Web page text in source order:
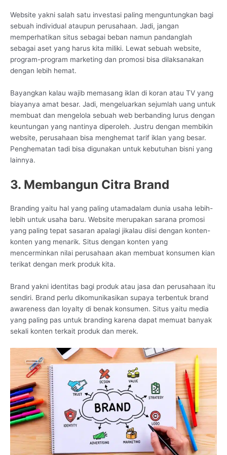
Website yakni salah satu investasi paling menguntungkan bagi
sebuah individual ataupun perusahaan. Jadi, jangan
memperhatikan situs sebagai beban namun pandanglah
sebagai aset yang harus kita miliki. Lewat sebuah website,
program-program marketing dan promosi bisa dilaksanakan
dengan lebih hemat.
Bayangkan kalau wajib memasang iklan di koran atau TV yang
biayanya amat besar. Jadi, mengeluarkan sejumlah uang untuk
membuat dan mengelola sebuah web berbanding lurus dengan
keuntungan yang nantinya diperoleh. Justru dengan membikin
website, perusahaan bisa menghemat tarif iklan yang besar.
Penghematan tadi bisa digunakan untuk kebutuhan bisni yang
lainnya.
3. Membangun Citra Brand
Branding yaitu hal yang paling utamadalam dunia usaha lebih-
lebih untuk usaha baru. Website merupakan sarana promosi
yang paling tepat sasaran apalagi jikalau diisi dengan konten-
konten yang menarik. Situs dengan konten yang
mencerminkan nilai perusahaan akan membuat konsumen kian
terikat dengan merk produk kita.
Brand yakni identitas bagi produk atau jasa dan perusahaan itu
sendiri. Brand perlu dikomunikasikan supaya terbentuk brand
awareness dan loyalty di benak konsumen. Situs yaitu media
yang paling pas untuk branding karena dapat memuat banyak
sekali konten terkait produk dan merek.